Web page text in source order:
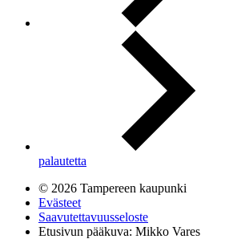
palautetta
© 2026 Tampereen kaupunki
Evästeet
Saavutettavuusseloste
Etusivun pääkuva: Mikko Vares